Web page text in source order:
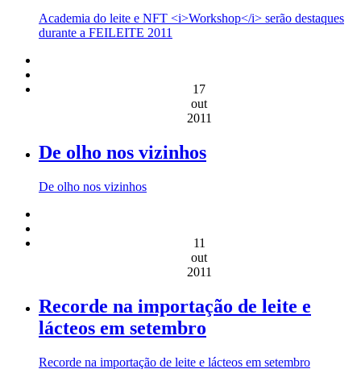
Academia do leite e NFT <i>Workshop</i> serão destaques
durante a FEILEITE 2011
17
out
2011
De olho nos vizinhos
De olho nos vizinhos
11
out
2011
Recorde na importação de leite e
lácteos em setembro
Recorde na importação de leite e lácteos em setembro